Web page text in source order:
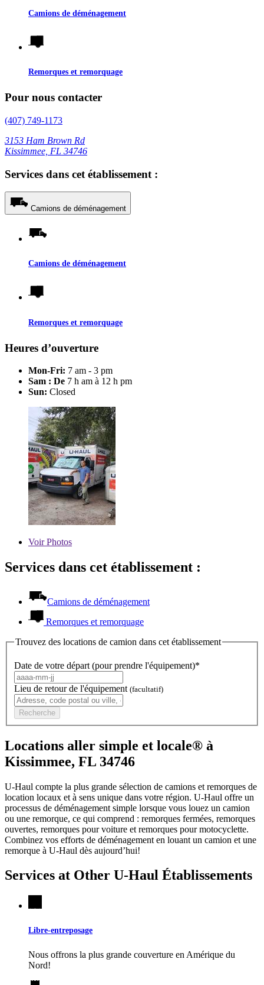
Camions de déménagement
Remorques et remorquage
Pour nous contacter
(407) 749-1173
3153 Ham Brown Rd
Kissimmee, FL 34746
Services dans cet établissement :
Camions de déménagement
Camions de déménagement
Remorques et remorquage
Heures d’ouverture
Mon-Fri: 7 am - 3 pm
Sam : De 7 h am à 12 h pm
Sun: Closed
VoirPhotos
Services dans cet établissement :
Camions de déménagement
Remorques et remorquage
Trouvez des locations de camion dans cet établissement
Date de votre départ (pour prendre l'équipement)*
Lieu de retour de l'équipement (facultatif)
Recherche
Locations aller simple et locale® à
Kissimmee, FL 34746
U-Haul compte la plus grande sélection de camions et remorques de
location locaux et à sens unique dans votre région. U-Haul offre un
processus de déménagement simple lorsque vous louez un camion
ou une remorque, ce qui comprend : remorques fermées, remorques
ouvertes, remorques pour voiture et remorques pour motocyclette.
Combinez vos efforts de déménagement en louant un camion et une
remorque à U-Haul dès aujourd’hui!
Services at Other U-Haul Établissements
Libre-entreposage
Nous offrons la plus grande couverture en Amérique du
Nord!